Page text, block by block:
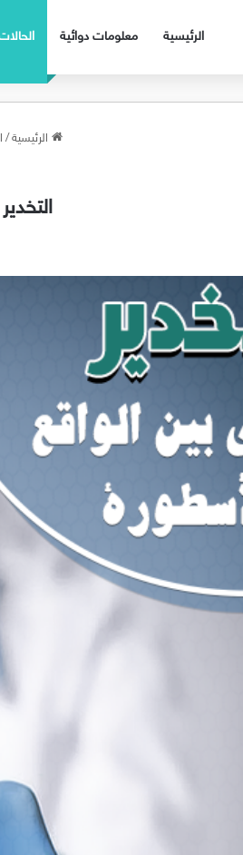
الرئيسية معلومات دوائية
الرئيسية/